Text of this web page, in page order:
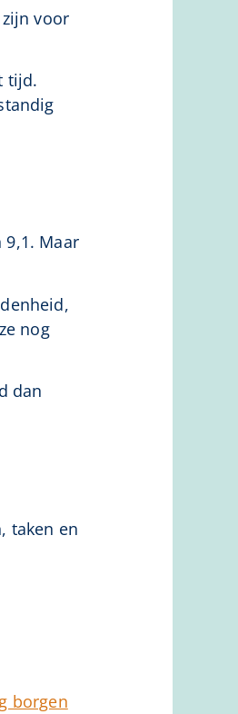
voor
tijd.
Maar
nog
dan
taken en
borgen